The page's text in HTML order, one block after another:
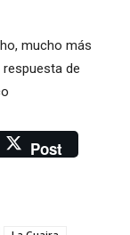
mucho más
de
Post